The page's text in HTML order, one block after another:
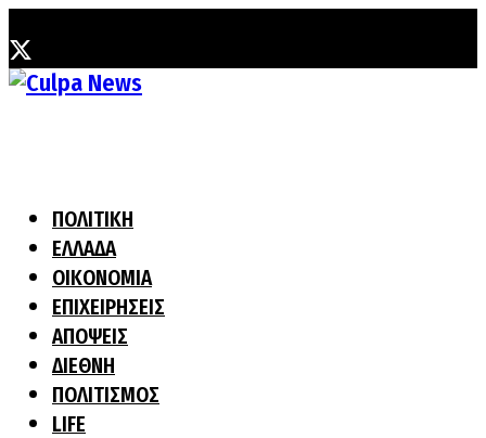
ΠΟΛΙΤΙΚΗ
ΕΛΛΑΔΑ
ΟΙΚΟΝΟΜΙΑ
ΕΠΙΧΕΙΡΗΣΕΙΣ
ΑΠΟΨΕΙΣ
ΔΙΕΘΝΗ
ΠΟΛΙΤΙΣΜΟΣ
LIFE